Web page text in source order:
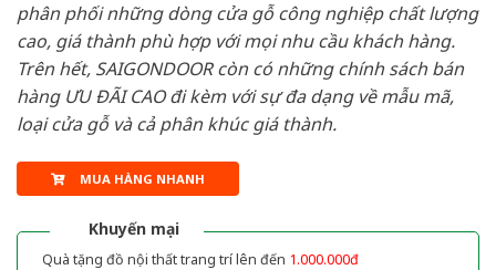
phân phối những dòng cửa gỗ công nghiệp chất lượng
cao, giá thành phù hợp với mọi nhu cầu khách hàng.
Trên hết, SAIGONDOOR còn có những chính sách bán
hàng ƯU ĐÃI CAO đi kèm với sự đa dạng về mẫu mã,
loại cửa gỗ và cả phân khúc giá thành.
MUA HÀNG NHANH
Khuyến mại
Quà tặng đồ nội thất trang trí lên đến 1.000.000đ